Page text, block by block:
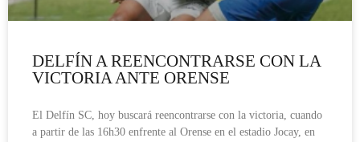
DELFÍN A REENCONTRARSE CON LA
VICTORIA ANTE ORENSE
El Delfín SC, hoy buscará reencontrarse con la victoria, cuando
a partir de las 16h30 enfrente al Orense en el estadio Jocay, en